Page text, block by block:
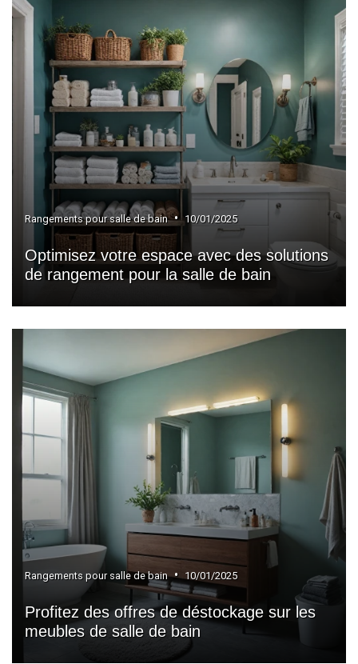
Rangements pour salle de bain • 10/01/2025
Optimisez votre espace avec des solutions
de rangement pour la salle de bain
Rangements pour salle de bain • 10/01/2025
Profitez des offres de déstockage sur les
meubles de salle de bain